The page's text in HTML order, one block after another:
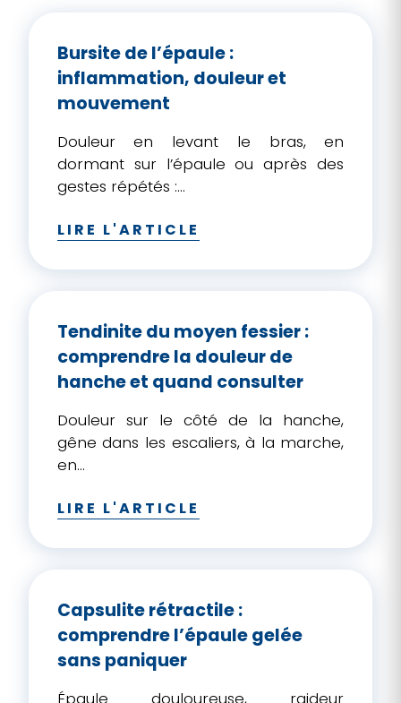
Bursite de l’épaule :
inflammation, douleur et
mouvement
Douleur en levant le bras, en
dormant sur l’épaule ou après des
gestes répétés :...
LIRE L'ARTICLE
Tendinite du moyen fessier :
comprendre la douleur de
hanche et quand consulter
Douleur sur le côté de la hanche,
gêne dans les escaliers, à la marche,
en...
LIRE L'ARTICLE
Capsulite rétractile :
comprendre l’épaule gelée
sans paniquer
Épaule douloureuse, raideur